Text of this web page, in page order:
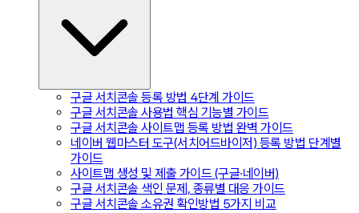
구글 서치콘솔 등록 방법 4단계 가이드
구글 서치콘솔 사용법 핵심 기능별 가이드
구글 서치콘솔 사이트맵 등록 방법 완벽 가이드
네이버 웹마스터 도구(서치어드바이저) 등록 방법 단계별
가이드
사이트맵 생성 및 제출 가이드 (구글·네이버)
구글 서치콘솔 색인 문제, 종류별 대응 가이드
구글 서치콘솔 소유권 확인방법 5가지 비교